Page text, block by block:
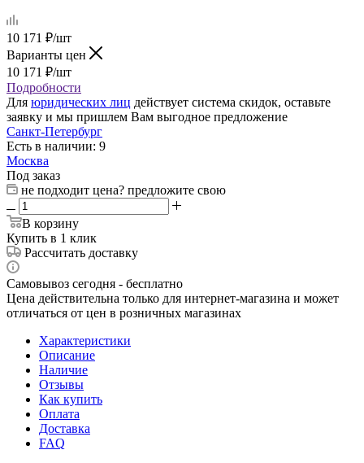
10 171 ₽/шт
Варианты цен
10 171 ₽/шт
Подробности
Для юридических лиц действует система скидок, оставьте
заявку и мы пришлем Вам выгодное предложение
Санкт-Петербург
Есть в наличии: 9
Москва
Под заказ
не подходит цена? предложите свою
В корзину
Купить в 1 клик
Рассчитать доставку
Самовывоз сегодня - бесплатно
Цена действительна только для интернет-магазина и может
отличаться от цен в розничных магазинах
Характеристики
Описание
Наличие
Отзывы
Как купить
Оплата
Доставка
FAQ